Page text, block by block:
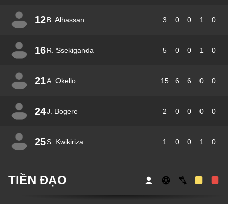
12B. Alhassan 3 0 0 1 0
16R. Ssekiganda 5 0 0 1 0
21A. Okello 15 6 6 0 0
24J. Bogere 2 0 0 0 0
25S. Kwikiriza 1 0 0 1 0
TIỀN ĐẠO